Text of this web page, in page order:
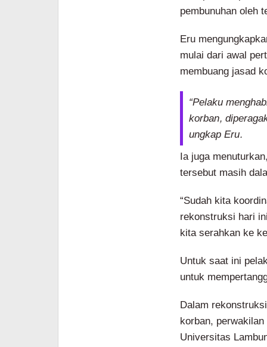
pembunuhan oleh
Eru
mulai dari awal
membuang jasad
“Pelaku
korban,
ungkap Eru.
Ia juga
tersebut masih
“Sudah kita
rekonstruksi hari
kita serahkan ke
Untuk saat ini
untuk
Dalam
korban,
Universitas